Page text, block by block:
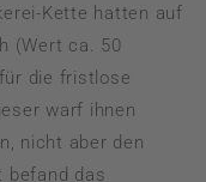
Kette hatten auf
(Wert ca. 50
die fristlose
warf ihnen
nicht aber den
befand das